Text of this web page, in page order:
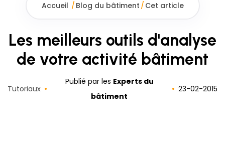
Accueil / Blog du bâtiment / Cet article
Les meilleurs outils d'analyse
de votre activité bâtiment
Tutoriaux
Publié par les Experts du
bâtiment
23-02-2015